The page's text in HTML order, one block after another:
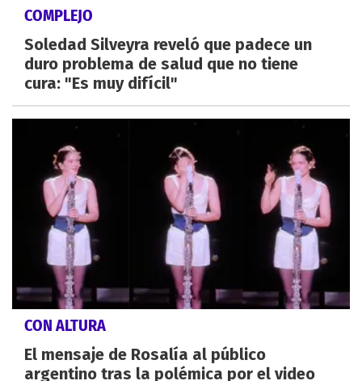
COMPLEJO
Soledad Silveyra reveló que padece un
duro problema de salud que no tiene
cura: "Es muy difícil"
CON ALTURA
El mensaje de Rosalía al público
argentino tras la polémica por el video